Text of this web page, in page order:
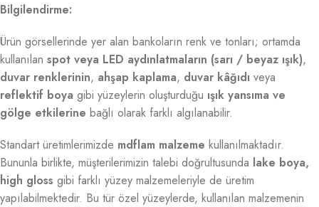
Bilgilendirme:
Ürün görsellerinde yer alan bankoların renk ve tonları; ortamda
kullanılan spot veya LED aydınlatmaların (sarı / beyaz ışık),
duvar renklerinin, ahşap kaplama, duvar kâğıdı veya
reflektif boya gibi yüzeylerin oluşturduğu ışık yansıma ve
gölge etkilerine bağlı olarak farklı algılanabilir.
Standart üretimlerimizde mdflam malzeme kullanılmaktadır.
Bununla birlikte, müşterilerimizin talebi doğrultusunda lake boya,
high gloss gibi farklı yüzey malzemeleriyle de üretim
yapılabilmektedir. Bu tür özel yüzeylerde, kullanılan malzemenin